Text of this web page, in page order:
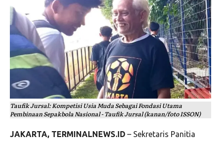
Taufik Jursal: Kompetisi Usia Muda Sebagai Fondasi Utama
Pembinaan Sepakbola Nasional - Taufik Jursal (kanan/foto ISSON)
JAKARTA, TERMINALNEWS.ID – Sekretaris Panitia